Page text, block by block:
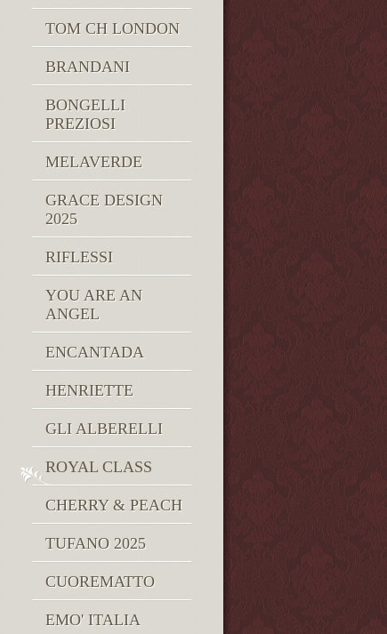
TOM CH LONDON
BRANDANI
BONGELLI
PREZIOSI
MELAVERDE
GRACE DESIGN
2025
RIFLESSI
YOU ARE AN
ANGEL
ENCANTADA
HENRIETTE
GLI ALBERELLI
ROYAL CLASS
CHERRY & PEACH
TUFANO 2025
CUOREMATTO
EMO' ITALIA